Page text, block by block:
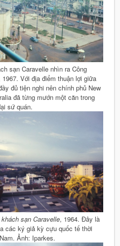
sạn Caravelle nhìn ra Công
Với địa điểm thuận lợi giữa
đủ tiện nghi nên chính phủ New
đã từng mướn một căn trong
sứ quán.
sạn Caravelle, 1964. Đây là
các ký giả kỳ cựu quốc tế thời
Ảnh: Iparkes.